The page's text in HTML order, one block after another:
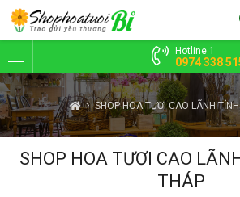
Hotline 1
0974 338
SHOP HOA TƯƠI CAO LÃNH
SHOP HOA TƯƠI CAO
THÁP